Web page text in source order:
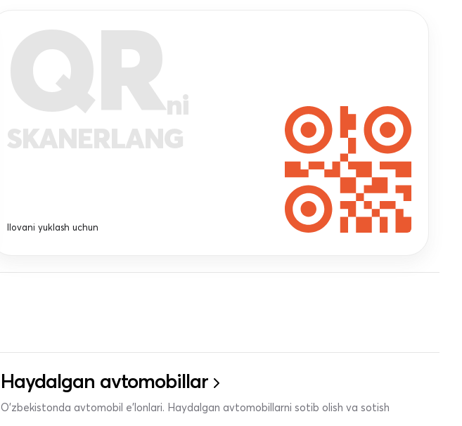
QRni
SKANERLANG
Ilovani yuklash uchun
Haydalgan avtomobillar
O'zbekistonda avtomobil e’lonlari. Haydalgan avtomobillarni sotib olish va sotish